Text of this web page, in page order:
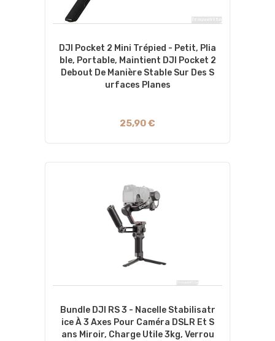
DJI Pocket 2 Mini Trépied - Petit, Plia
Ble, Portable, Maintient DJI Pocket 2
Debout De Manière Stable Sur Des S
Urfaces Planes
25,90 €
Bundle DJI RS 3 - Nacelle Stabilisatr
Ice À 3 Axes Pour Caméra DSLR Et S
Ans Miroir, Charge Utile 3kg, Verrou